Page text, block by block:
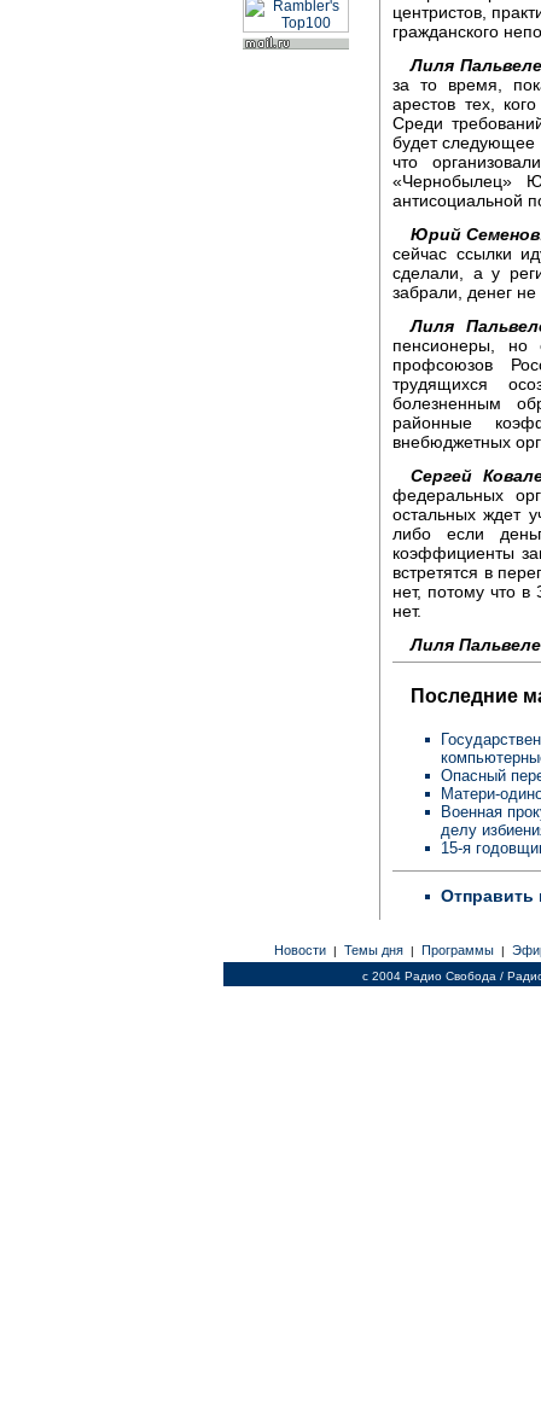
центристов,
гражданского
Лиля
за то время,
арестов тех,
Среди
будет следующее
что
«Чернобылец»
антисоциальной
Юрий
сейчас ссылки
сделали, а у
забрали, денег
Лиля
пенсионеры, но
профсоюзов
трудящихся
болезненным
районные
внебюджетных
Сергей
федеральных
остальных ждет
либо если
коэффициенты
встретятся в
нет, потому что в
нет.
Лиля
Последние
Опасный
Матери-
Военная
делу
15-я
Отправить
Новости | Темы дня | Программы |
c 2004 Радио Свобода /